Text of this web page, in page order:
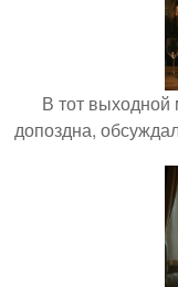
В тот выходной
допоздна,